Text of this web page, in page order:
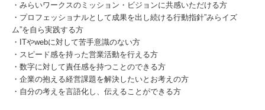
・みらいワークスのミッション・ビジョンに共感いただける方
・プロフェッショナルとして成果を出し続ける行動指針”みらイズ
ム”を自ら実践する方
・ITやwebに対して苦手意識のない方
・スピード感を持った営業活動を行える方
・数字に対して責任感を持つことのできる方
・企業の抱える経営課題を解決したいとお考えの方
・自分の考えを言語化し、伝えることができる方